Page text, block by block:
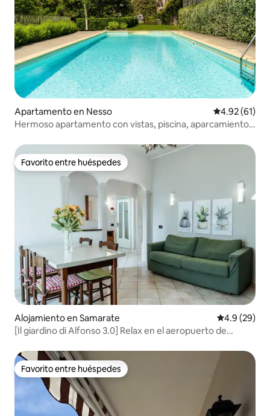
Apartamento en Nesso Calificación
4.92 (61)
Hermoso apartamento con vistas, piscina, aparcamiento y
Favorito entre huéspedes
Favorito entre huéspedes
Alojamiento en Samarate Calificación
4.9 (29)
[Il giardino di Alfonso 3.0] Relax en el aeropuerto de
Favorito entre huéspedes
Favorito entre huéspedes